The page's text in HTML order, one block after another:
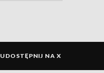
UDOSTĘPNIJ NA X